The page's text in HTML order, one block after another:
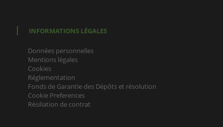
INFORMATIONS LÉGALES
Données personnelles
Mentions légales
Cookies
Réglementation
Fonds de Garantie des Dépôts et résolution
Cookie Preferences
Résiliation de contrat